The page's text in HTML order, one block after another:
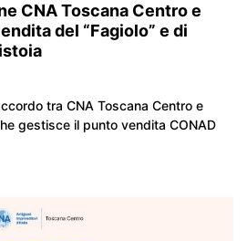
CNA Toscana Centro e
del “Fagiolo” e di
tra CNA Toscana Centro e
gestisce il punto vendita CONAD